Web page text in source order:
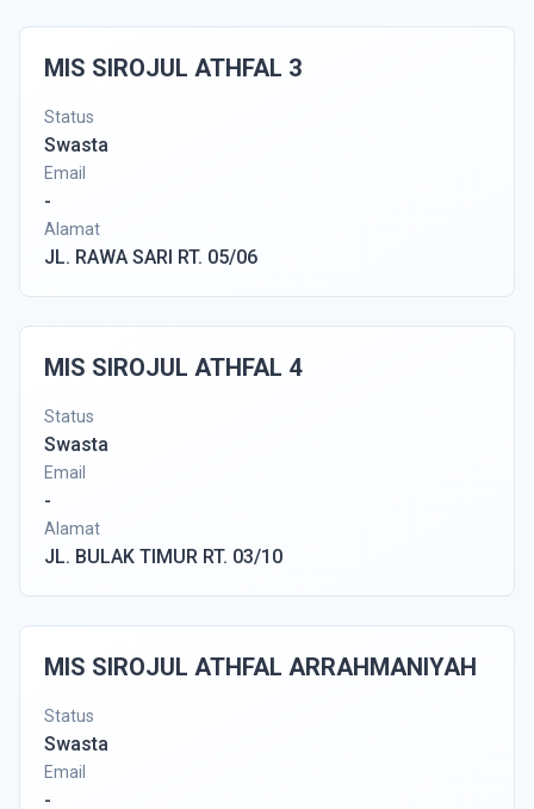
MIS SIROJUL ATHFAL 3
Status
Swasta
Email
-
Alamat
JL. RAWA SARI RT. 05/06
MIS SIROJUL ATHFAL 4
Status
Swasta
Email
-
Alamat
JL. BULAK TIMUR RT. 03/10
MIS SIROJUL ATHFAL ARRAHMANIYAH
Status
Swasta
Email
-